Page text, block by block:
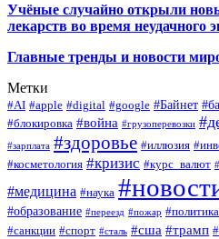
Учёные случайно открыли
лекарств во время неудачного
Главные тренды и новости
Метки
#AI #apple #digital #google #Байнет
#блокировка #война #грузоперевозки
#зарплата #здоровье #иллюзия
#косметология #кризис #курс_валют
#медицина #наука
#образование #переезд #пожар #политика
#санкции #спорт #сталь #сша #трамп